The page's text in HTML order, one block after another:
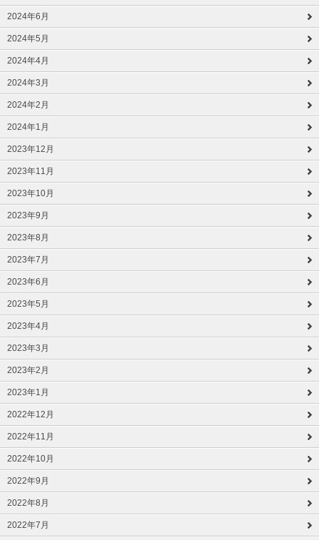
2024年6月
2024年5月
2024年4月
2024年3月
2024年2月
2024年1月
2023年12月
2023年11月
2023年10月
2023年9月
2023年8月
2023年7月
2023年6月
2023年5月
2023年4月
2023年3月
2023年2月
2023年1月
2022年12月
2022年11月
2022年10月
2022年9月
2022年8月
2022年7月